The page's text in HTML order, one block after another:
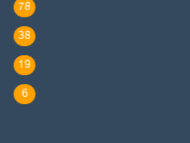
78
38
19
6